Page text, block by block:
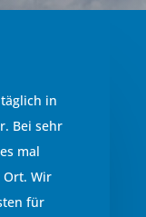
in
Bei sehr
mal
Ort. Wir
für